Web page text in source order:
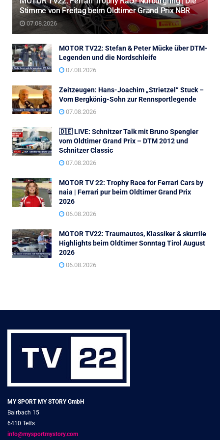
Stimme von Freitag beim Oldtimer Grand Prix NBR
07.08.2026
MOTOR TV22: Stefan & Peter Mücke über DTM-
Legenden und die Nordschleife
07.08.2026
Zeitzeugen: Hans-Joachim „Strietzel“ Stuck –
Vom Bergkönig-Sohn zur Rennsportlegende
07.08.2026
🇩🇪 LIVE: Schnitzer Talk mit Bruno Spengler
vom Oldtimer Grand Prix – DTM 2012 und
Schnitzer Classic
07.08.2026
MOTOR TV 22: Trophy Race for Ferrari Cars by
naia | Ferrari pur beim Oldtimer Grand Prix
2026
06.08.2026
MOTOR TV22: Traumautos, Klassiker & skurrile
Highlights beim Oldtimer Sonntag Tirol August
2026
06.08.2026
MY SPORT MY STORY GmbH
Bairbach 15
6410 Telfs
info@mysportmystory.com